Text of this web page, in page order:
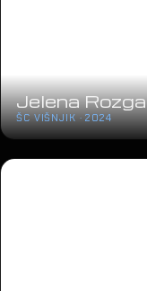
Jelena Rozga
ŠC VIŠNJIK · 2024